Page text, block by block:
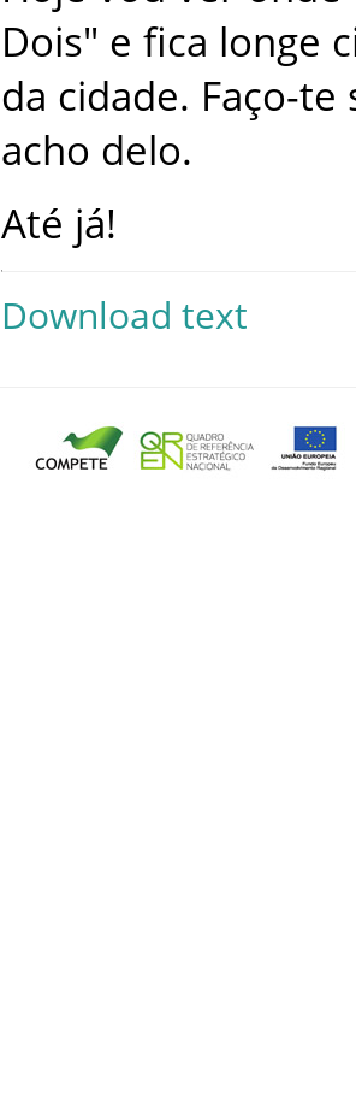
Dois" e fica longe
da cidade. Faço-te
acho delo.
Até já!
Download text